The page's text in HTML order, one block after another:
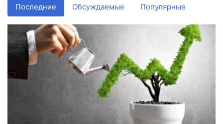
Последние Обсуждаемые Популярные